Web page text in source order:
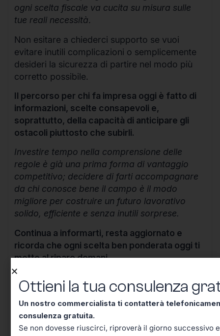
ogni scelta fiscale va cucita su misura sulle
tue reali necessità.
Non esitare a chiederci supporto se vuoi
evitare inutili complicazioni o semplicemente
desideri la sicurezza di partire nel modo più
corretto possibile.
Il percorso per chi fa impresa oggi è fatto di
informazioni, scelte consapevoli e,
soprattutto, della capacità di anticipare gli
ostacoli piuttosto che subirli.
Investire tempo nella comprensione delle
regole è già una prima forma di vantaggio
competitivo; decidere di farti accompagnare
da chi conosce bene il campo è il modo
migliore per costruire un futuro lavorativo
solido, efficiente e senza inutili sorprese.
Continua a informarti, resta aggiornato e
ricorda che ogni scelta ben ponderata oggi ti
mette al riparo domani.
Ottieni la tua consulenza
Ottieni la tua consulenza
Un nostro commercialista ti contatterà
consulenza gratuita.
Se non dovesse riuscirci, riproverà il giorno successivo